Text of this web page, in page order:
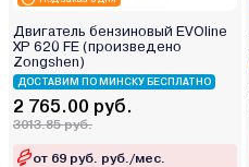
Двигатель бензиновый EVOline
XP 620 FE (произведено
Zongshen)
ДОСТАВИМ ПО МИНСКУ БЕСПЛАТНО
2 765.00 руб.
3013.85 руб.
от 69 руб. руб./мес.